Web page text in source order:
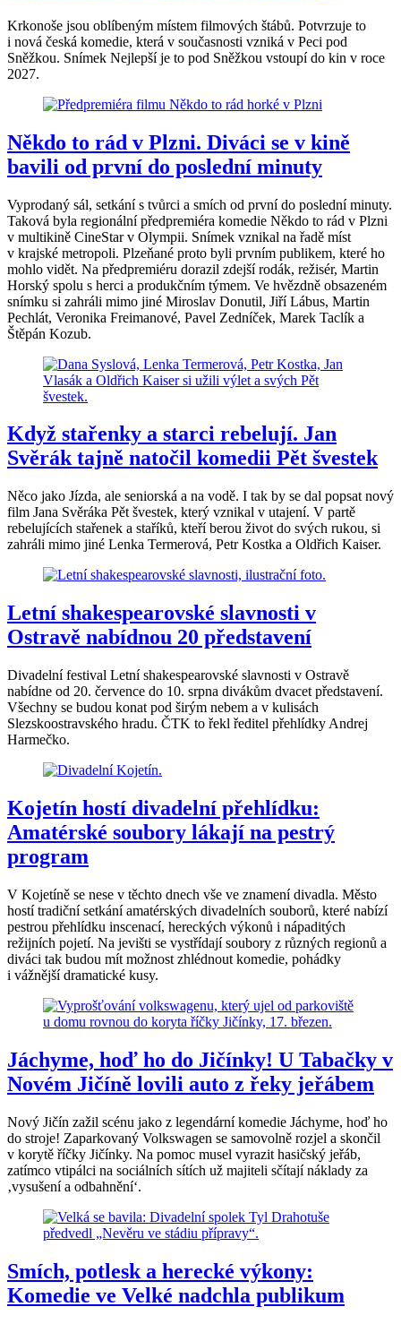
Krkonoše jsou oblíbeným místem filmových štábů. Potvrzuje to
i nová česká komedie, která v současnosti vzniká v Peci pod
Sněžkou. Snímek Nejlepší je to pod Sněžkou vstoupí do kin v roce
2027.
Někdo to rád v Plzni. Diváci se v kině
bavili od první do poslední minuty
Vyprodaný sál, setkání s tvůrci a smích od první do poslední minuty.
Taková byla regionální předpremiéra komedie Někdo to rád v Plzni
v multikině CineStar v Olympii. Snímek vznikal na řadě míst
v krajské metropoli. Plzeňané proto byli prvním publikem, které ho
mohlo vidět. Na předpremiéru dorazil zdejší rodák, režisér, Martin
Horský spolu s herci a produkčním týmem. Ve hvězdně obsazeném
snímku si zahráli mimo jiné Miroslav Donutil, Jiří Lábus, Martin
Pechlát, Veronika Freimanové, Pavel Zedníček, Marek Taclík a
Štěpán Kozub.
Když stařenky a starci rebelují. Jan
Svěrák tajně natočil komedii Pět švestek
Něco jako Jízda, ale seniorská a na vodě. I tak by se dal popsat nový
film Jana Svěráka Pět švestek, který vznikal v utajení. V partě
rebelujících stařenek a staříků, kteří berou život do svých rukou, si
zahráli mimo jiné Lenka Termerová, Petr Kostka a Oldřich Kaiser.
Letní shakespearovské slavnosti v
Ostravě nabídnou 20 představení
Divadelní festival Letní shakespearovské slavnosti v Ostravě
nabídne od 20. července do 10. srpna divákům dvacet představení.
Všechny se budou konat pod širým nebem a v kulisách
Slezskoostravského hradu. ČTK to řekl ředitel přehlídky Andrej
Harmečko.
Kojetín hostí divadelní přehlídku:
Amatérské soubory lákají na pestrý
program
V Kojetíně se nese v těchto dnech vše ve znamení divadla. Město
hostí tradiční setkání amatérských divadelních souborů, které nabízí
pestrou přehlídku inscenací, hereckých výkonů i nápaditých
režijních pojetí. Na jevišti se vystřídají soubory z různých regionů a
diváci tak budou mít možnost zhlédnout komedie, pohádky
i vážnější dramatické kusy.
Jáchyme, hoď ho do Jičínky! U Tabačky v
Novém Jičíně lovili auto z řeky jeřábem
Nový Jičín zažil scénu jako z legendární komedie Jáchyme, hoď ho
do stroje! Zaparkovaný Volkswagen se samovolně rozjel a skončil
v korytě říčky Jičínky. Na pomoc musel vyrazit hasičský jeřáb,
zatímco vtipálci na sociálních sítích už majiteli sčítají náklady za
‚vysušení a odbahnění‘.
Smích, potlesk a herecké výkony:
Komedie ve Velké nadchla publikum